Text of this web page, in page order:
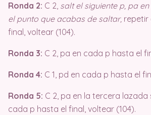
Ronda 2: C 2, salt el siguiente p, pa
el punto que acabas de saltar, repetir
final, voltear (104).
Ronda 3: C 2, pa en cada p hasta el
Ronda 4: C 1, pd en cada p hasta el
Ronda 5: C 2, pa en la tercera lazada
cada p hasta el final, voltear (104).